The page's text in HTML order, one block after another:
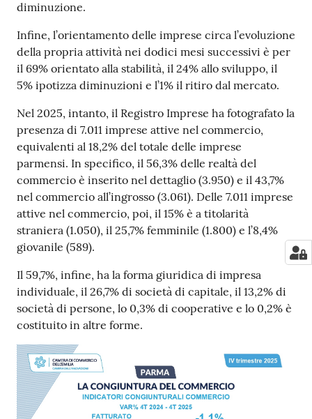
diminuzione.
Infine, l’orientamento delle imprese circa l’evoluzione
della propria attività nei dodici mesi successivi è per
il 69% orientato alla stabilità, il 24% allo sviluppo, il
5% ipotizza diminuzioni e l’1% il ritiro dal mercato.
Nel 2025, intanto, il Registro Imprese ha fotografato la
presenza di 7.011 imprese attive nel commercio,
equivalenti al 18,2% del totale delle imprese
parmensi. In specifico, il 56,3% delle realtà del
commercio è inserito nel dettaglio (3.950) e il 43,7%
nel commercio all’ingrosso (3.061). Delle 7.011 imprese
attive nel commercio, poi, il 15% è a titolarità
straniera (1.050), il 25,7% femminile (1.800) e l’8,4%
giovanile (589).
Il 59,7%, infine, ha la forma giuridica di impresa
individuale, il 26,7% di società di capitale, il 13,2% di
società di persone, lo 0,3% di cooperative e lo 0,2% è
costituito in altre forme.